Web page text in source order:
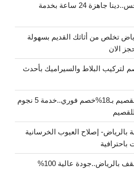
دينا نقل عفش حي النرجس..دينا جاهزة 24 ساعة بخدمة
تخلص من أثاثك القديم بسهولة
بـ34% خصم لتركيب البلاط والسيراميك بأحدث
نقل عفش من الرياض للقصيم بـ18%خصم فوري..خدمة 5 نجوم
إصلاح العيوب الخرسانية
باحترافية
مقاول صب خرسانة السقف بالرياض..جودة عالية 100%